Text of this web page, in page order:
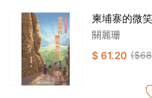
柬埔寨的微
量」
關麗珊
$ 61.20